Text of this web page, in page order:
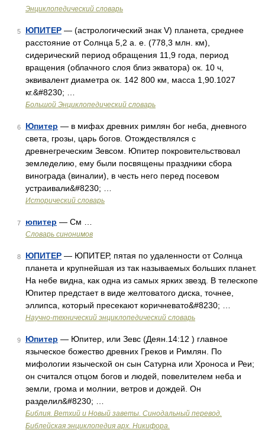
Энциклопедический словарь
5 ЮПИТЕР — (астрологический знак V) планета, среднее
расстояние от Солнца 5,2 а. е. (778,3 млн. км),
сидерический период обращения 11,9 года, период
вращения (облачного слоя близ экватора) ок. 10 ч,
эквивалент диаметра ок. 142 800 км, масса 1,90.1027
кг.&#8230; …
Большой Энциклопедический словарь
6 Юпитер — в мифах древних римлян бог неба, дневного
света, грозы, царь богов. Отождествлялся с
древнегреческим Зевсом. Юпитер покровительствовал
земледелию, ему были посвящены праздники сбора
винограда (виналии), в честь него перед посевом
устраивали&#8230; …
Исторический словарь
7 юпитер — См …
Словарь синонимов
8 ЮПИТЕР — ЮПИТЕР, пятая по удаленности от Солнца
планета и крупнейшая из так называемых больших планет.
На небе видна, как одна из самых ярких звезд. В телескопе
Юпитер предстает в виде желтоватого диска, точнее,
эллипса, который пресекают коричневато&#8230; …
Научно-технический энциклопедический словарь
9 Юпитер — Юпитер, или Зевс (Деян.14:12 ) главное
языческое божество древних Греков и Римлян. По
мифологии языческой он сын Сатурна или Хроноса и Реи;
он считался отцом богов и людей, повелителем неба и
земли, грома и молнии, ветров и дождей. Он
разделил&#8230; …
Библия. Ветхий и Новый заветы. Синодальный перевод.
Библейская энциклопедия арх. Никифора.